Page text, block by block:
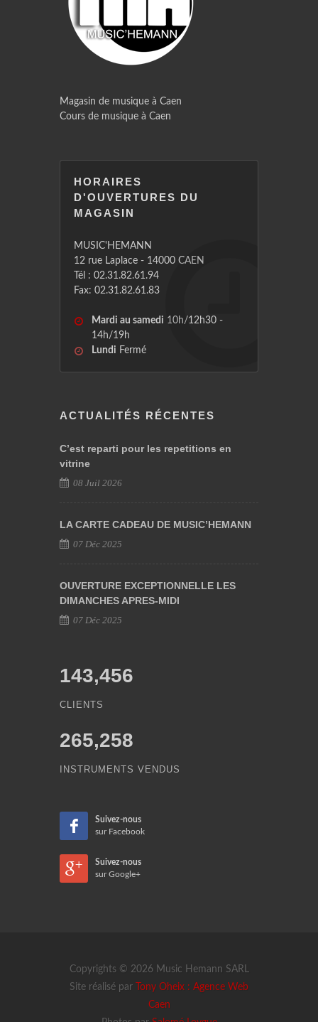
Magasin de musique à Caen
Cours de musique à Caen
HORAIRES
D'OUVERTURES DU
MAGASIN
MUSIC'HEMANN
12 rue Laplace - 14000 CAEN
Tél : 02.31.82.61.94
Fax: 02.31.82.61.83
Mardi au samedi 10h/12h30 -
14h/19h
Lundi Fermé
ACTUALITÉS RÉCENTES
C’est reparti pour les repetitions en
vitrine
08 Juil 2026
LA CARTE CADEAU DE MUSIC’HEMANN
07 Déc 2025
OUVERTURE EXCEPTIONNELLE LES
DIMANCHES APRES-MIDI
07 Déc 2025
143,456
CLIENTS
265,258
INSTRUMENTS VENDUS
Suivez-nous
sur Facebook
Suivez-nous
sur Google+
Copyrights © 2026 Music Hemann SARL
Site réalisé par
Tony Oheix : Agence Web
Caen